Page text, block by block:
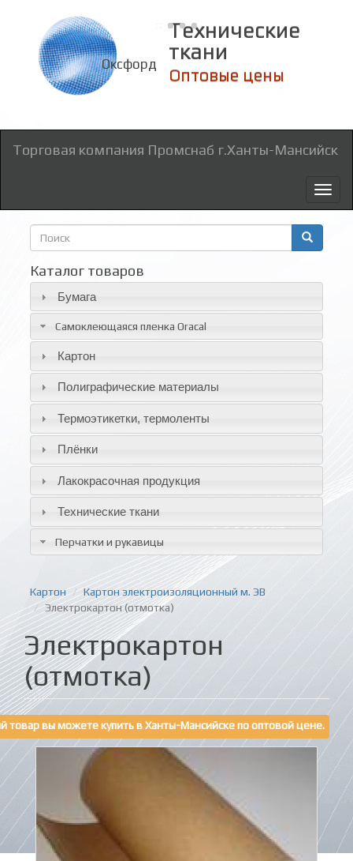
Технические
ткани
Оксфорд
Торговая компания Промснаб г.Ханты-Мансийск
Форма
поиска
Каталог товаров
Бумага
Самоклеющаяся пленка Oracal
Картон
Полиграфические материалы
Термоэтикетки, термоленты
Плёнки
Лакокрасочная продукция
Технические ткани
Перчатки и рукавицы
Картон
Картон электроизоляционный м. ЭВ
Электрокартон (отмотка)
Электрокартон
(отмотка)
товар вы можете купить в Ханты-Мансийске по оптовой цене.